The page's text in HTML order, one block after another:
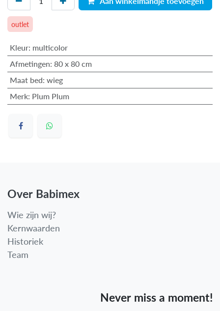
outlet
Kleur: multicolor
Afmetingen: 80 x 80 cm
Maat bed: wieg
Merk: Plum Plum
Over Babimex
Wie zijn wij?
Kernwaarden
Historiek
Team
Never miss a moment!